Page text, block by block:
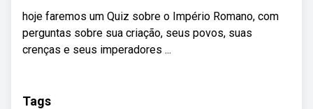
hoje faremos um Quiz sobre o Império Romano, com
perguntas sobre sua criação, seus povos, suas
crenças e seus imperadores ...
Tags